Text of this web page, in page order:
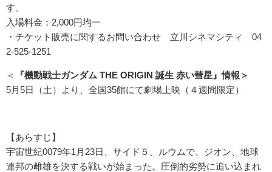
す。
入場料金：2,000円均一
・チケット販売に関するお問い合わせ 立川シネマシティ 04
2-525-1251
＜ 『機動戦士ガンダム THE ORIGIN 誕生 赤い彗星』情報＞
5月5日（土）より、全国35館にて劇場上映（４週間限定）
【あらすじ】
宇宙世紀0079年1月23日、サイド５、ルウムで、ジオン、地球
連邦の雌雄を決する戦いが始まった。圧倒的劣勢に追い込まれ